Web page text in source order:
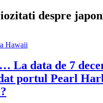
despre
La data de 7
portul Pearl